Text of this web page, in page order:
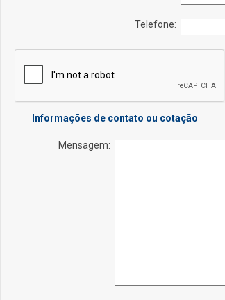
Telefone:
Informações de contato ou cotação
Mensagem: